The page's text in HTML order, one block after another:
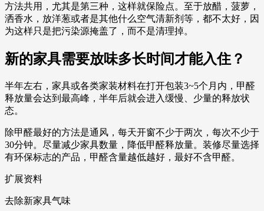
方法共用，尤其是第三种，这样就保险点。至于放醋，菠萝，
洒香水，放洋葱或者是其他什么空气清新剂等，都不太好，因
为这样只是把污染源掩盖了，而不是清理掉。
新的家具需要放味多长时间才能入住？
半年左右，家具或各类家装材料在打开包装3~5个月内，甲醛
释放量会达到最高峰，半年后就会进入缓慢、少量的释放状
态。
除甲醛最好的方法是通风，每天开窗不少于两次，每次不少于
30分钟。尽量减少家具数量，降低甲醛释放量。装修尽量选择
有环保标志的产品，甲醛含量越低越好，最好不含甲醛。
扩展资料
去除新家具气味